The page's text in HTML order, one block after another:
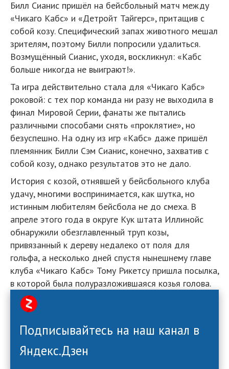
Билл Сианис пришёл на бейсбольный матч между
«Чикаго Кабс» и «Детройт Тайгерс», притащив с
собой козу. Специфический запах животного мешал
зрителям, поэтому Билли попросили удалиться.
Возмущённый Сианис, уходя, воскликнул: «Кабс
больше никогда не выиграют!».
Та игра действительно стала для «Чикаго Кабс»
роковой: с тех пор команда ни разу не выходила в
финал Мировой Серии, фанаты же пытались
различными способами снять «проклятие», но
безуспешно. На одну из игр «Кабс» даже пришёл
племянник Билли Сэм Сианис, конечно, захватив с
собой козу, однако результатов это не дало.
История с козой, отнявшей у бейсбольного клуба
удачу, многими воспринимается, как шутка, но
истинным любителям бейсбола не до смеха. В
апреле этого года в округе Кук штата Иллинойс
обнаружили обезглавленный труп козы,
привязанный к дереву недалеко от поля для
гольфа, а несколько дней спустя нынешнему главе
клуба «Чикаго Кабс» Тому Рикетсу пришла посылка,
в которой была полуразложившаяся козья голова.
Подписывайтесь на наш канал в
Яндекс.Дзен